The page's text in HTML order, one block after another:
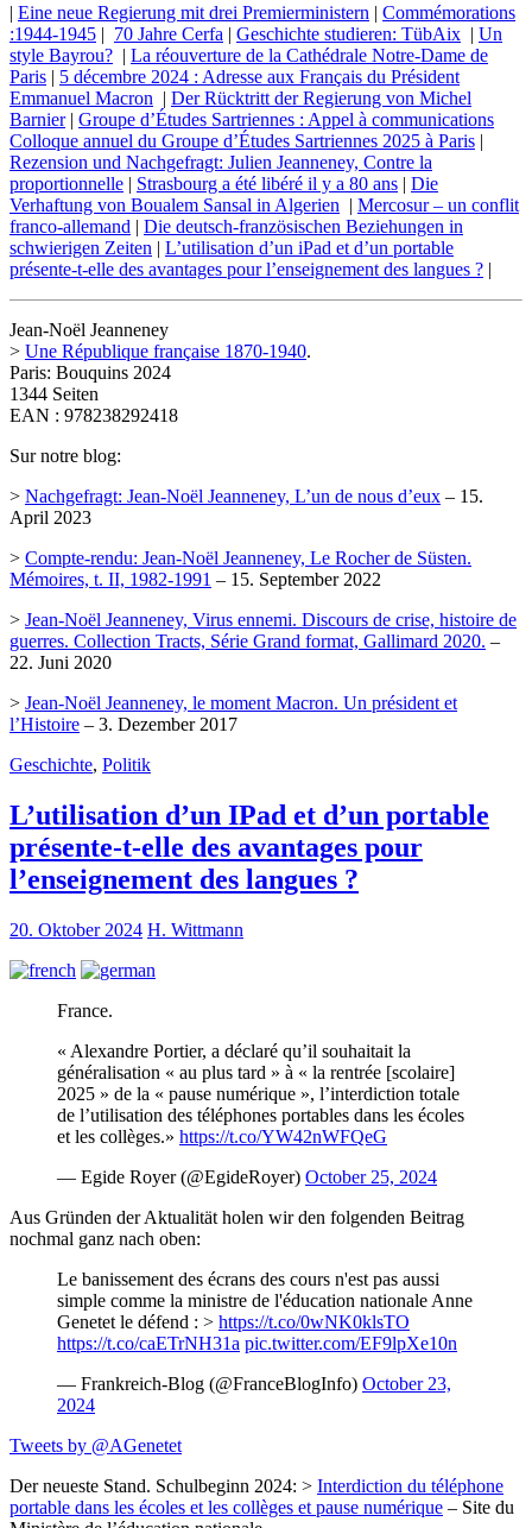
| Eine neue Regierung mit drei Premierministern | Commémorations
:1944-1945 | 70 Jahre Cerfa | Geschichte studieren: TübAix | Un
style Bayrou? | La réouverture de la Cathédrale Notre-Dame de
Paris | 5 décembre 2024 : Adresse aux Français du Président
Emmanuel Macron | Der Rücktritt der Regierung von Michel
Barnier| Groupe d’Études Sartriennes : Appel à communications
Colloque annuel du Groupe d’Études Sartriennes 2025 à Paris |
Rezension und Nachgefragt: Julien Jeanneney, Contre la
proportionnelle | Strasbourg a été libéré il y a 80 ans | Die
Verhaftung von Boualem Sansal in Algerien | Mercosur – un conflit
franco-allemand | Die deutsch-französischen Beziehungen in
schwierigen Zeiten | L’utilisation d’un iPad et d’un portable
présente-t-elle des avantages pour l’enseignement des langues ? |
Jean-Noël Jeanneney
> Une République française 1870-1940.
Paris: Bouquins 2024
1344 Seiten
EAN : 978238292418
Sur notre blog:
> Nachgefragt: Jean-Noël Jeanneney, L’un de nous d’eux – 15.
April 2023
> Compte-rendu: Jean-Noël Jeanneney, Le Rocher de Süsten.
Mémoires, t. II, 1982-1991 – 15. September 2022
> Jean-Noël Jeanneney, Virus ennemi. Discours de crise, histoire de
guerres. Collection Tracts, Série Grand format, Gallimard 2020. –
22. Juni 2020
> Jean-Noël Jeanneney, le moment Macron. Un président et
l’Histoire – 3. Dezember 2017
Geschichte, Politik
L’utilisation d’un IPad et d’un portable
présente-t-elle des avantages pour
l’enseignement des langues ?
20. Oktober 2024 H. Wittmann
France.
« Alexandre Portier, a déclaré qu’il souhaitait la
généralisation « au plus tard » à « la rentrée [scolaire]
2025 » de la « pause numérique », l’interdiction totale
de l’utilisation des téléphones portables dans les écoles
et les collèges.» https://t.co/YW42nWFQeG
— Egide Royer (@EgideRoyer) October 25, 2024
Aus Gründen der Aktualität holen wir den folgenden Beitrag
nochmal ganz nach oben:
Le banissement des écrans des cours n'est pas aussi
simple comme la ministre de l'éducation nationale Anne
Genetet le défend : > https://t.co/0wNK0klsTO
https://t.co/caETrNH31a pic.twitter.com/EF9lpXe10n
— Frankreich-Blog (@FranceBlogInfo) October 23,
2024
Tweets by @AGenetet
Der neueste Stand. Schulbeginn 2024: > Interdiction du téléphone
portable dans les écoles et les collèges et pause numérique – Site du